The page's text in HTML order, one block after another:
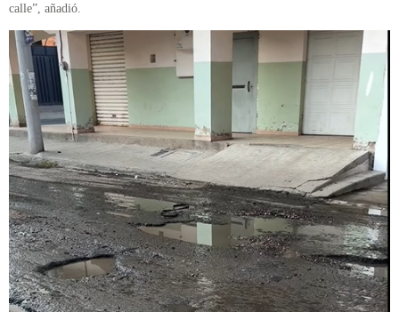
calle”, añadió.